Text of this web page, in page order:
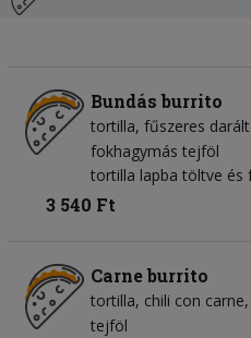
Bundás burrito
tortilla fűszeres
fokhagymás tejföl
tortilla lapba töltve és
3 540 Ft
Carne burrito
tortilla chili con carne
tejföl